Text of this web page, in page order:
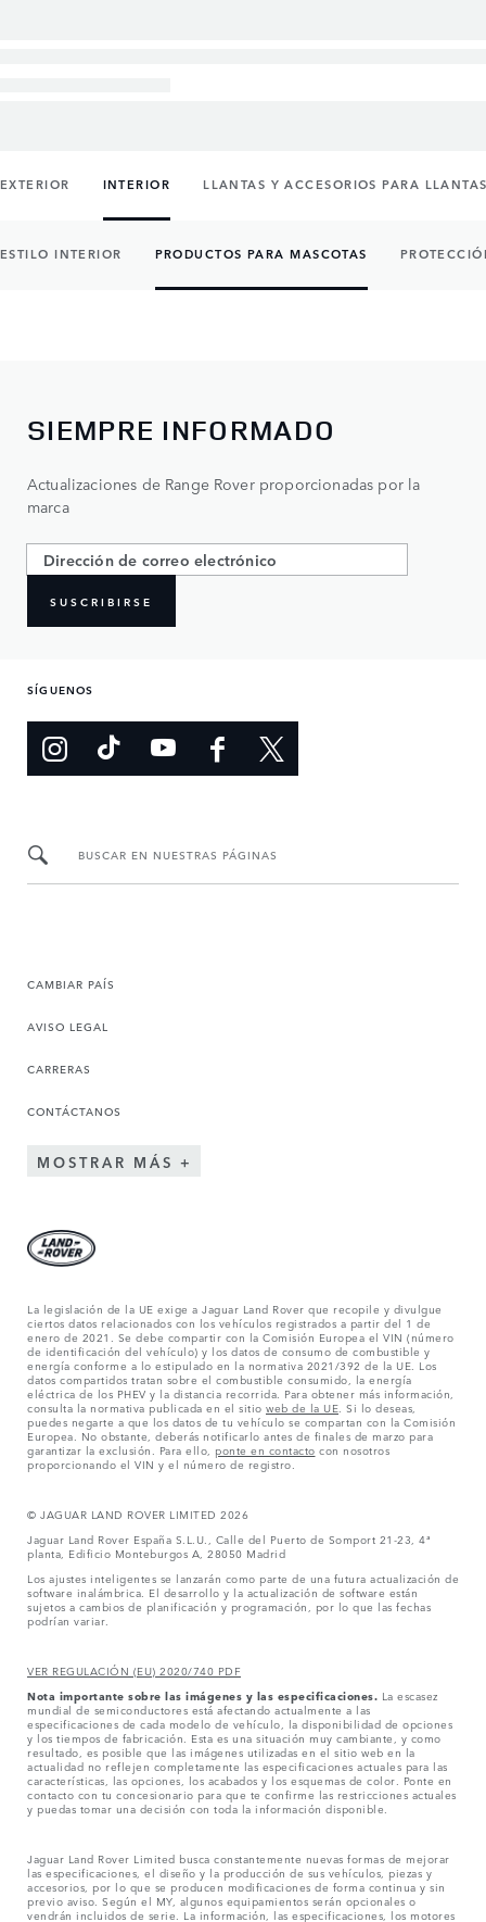
EXTERIOR INTERIOR LLANTAS Y ACCESORIOS PARA
ESTILO INTERIOR PRODUCTOS PARA MASCOTAS
SIEMPRE INFORMADO
Actualizaciones de Range Rover proporcionadas por la
marca
SUSCRIBIRSE
SÍGUENOS
BUSCAR EN NUESTRAS PÁGINAS
CAMBIAR PAÍS
AVISO LEGAL
CARRERAS
CONTÁCTANOS
MOSTRAR MÁS
La legislación de la UE exige a Jaguar Land Rover que recopile y divulgue
ciertos datos relacionados con los vehículos registrados a partir del 1 de
enero de 2021. Se debe compartir con la Comisión Europea el VIN (número
de identificación del vehículo) y los datos de consumo de combustible y
energía conforme a lo estipulado en la normativa 2021/392 de la UE. Los
datos compartidos tratan sobre el combustible consumido, la energía
eléctrica de los PHEV y la distancia recorrida. Para obtener más información,
consulta la normativa publicada en el sitio web de la UE . Si lo deseas,
puedes negarte a que los datos de tu vehículo se compartan con la Comisión
Europea. No obstante, deberás notificarlo antes de finales de marzo para
garantizar la exclusión. Para ello, ponte en contacto con nosotros
proporcionando el VIN y el número de registro.
© JAGUAR LAND ROVER LIMITED 2026
Jaguar Land Rover España S.L.U., Calle del Puerto de Somport 21-23, 4ª
planta, Edificio Monteburgos A, 28050 Madrid
Los ajustes inteligentes se lanzarán como parte de una futura actualización de
software inalámbrica. El desarrollo y la actualización de software están
sujetos a cambios de planificación y programación, por lo que las fechas
podrían variar.
VER REGULACIÓN (EU) 2020/740 PDF
Nota importante sobre las imágenes y las especificaciones. La escasez
mundial de semiconductores está afectando actualmente a las
especificaciones de cada modelo de vehículo, la disponibilidad de opciones
y los tiempos de fabricación. Esta es una situación muy cambiante, y como
resultado, es posible que las imágenes utilizadas en el sitio web en la
actualidad no reflejen completamente las especificaciones actuales para las
características, las opciones, los acabados y los esquemas de color. Ponte en
contacto con tu concesionario para que te confirme las restricciones actuales
y puedas tomar una decisión con toda la información disponible.
Jaguar Land Rover Limited busca constantemente nuevas formas de mejorar
las especificaciones, el diseño y la producción de sus vehículos, piezas y
accesorios, por lo que se producen modificaciones de forma continua y sin
previo aviso. Según el MY, algunos equipamientos serán opcionales o
vendrán incluidos de serie. La información, las especificaciones, los motores